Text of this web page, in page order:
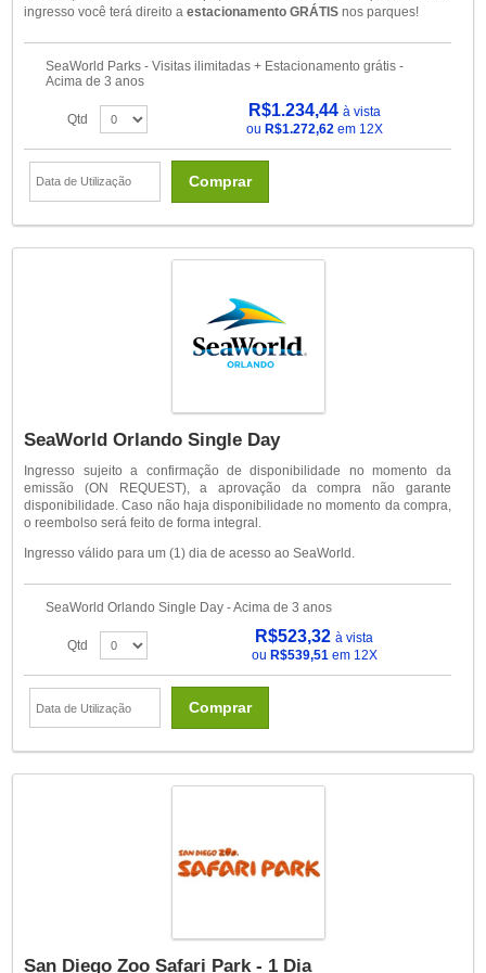
ingresso você terá direito aestacionamento GRÁTIS nos parques!
SeaWorld Parks - Visitas ilimitadas + Estacionamento grátis -
Acima de 3 anos
Qtd R$1.234,44 à vista
ou R$1.272,62em 12X
Comprar
SeaWorld Orlando Single Day
Ingresso sujeito a confirmação de disponibilidade no momento da
emissão (ON REQUEST), a aprovação da compra não garante
disponibilidade. Caso não haja disponibilidade no momento da compra,
o reembolso será feito de forma integral.
Ingresso válido para um (1) dia de acesso ao SeaWorld.
SeaWorld Orlando Single Day - Acima de 3 anos
Qtd R$523,32à vista
ou R$539,51em 12X
Comprar
San Diego Zoo Safari Park - 1 Dia